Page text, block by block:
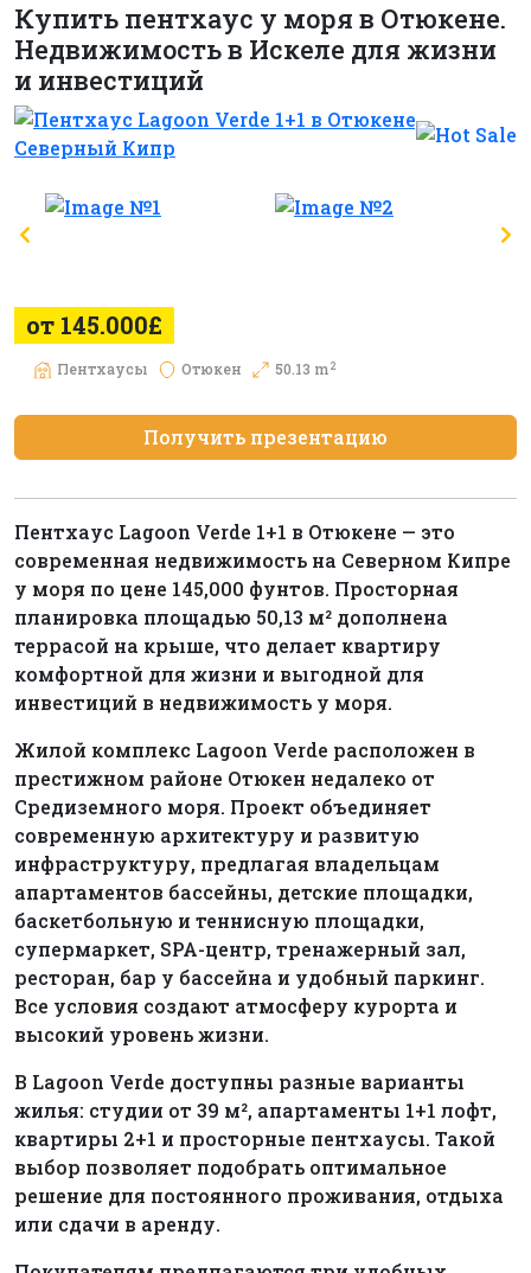
Купить пентхаус у моря в Отюкене.
Недвижимость в Искеле для жизни
и инвестиций
от 145.000£
Пентхаусы Отюкен 50.13 m2
Получить презентацию
Пентхаус Lagoon Verde 1+1 в Отюкене — это
современная недвижимость на Северном Кипре
у моря по цене 145,000 фунтов. Просторная
планировка площадью 50,13 м² дополнена
террасой на крыше, что делает квартиру
комфортной для жизни и выгодной для
инвестиций в недвижимость у моря.
Жилой комплекс Lagoon Verde расположен в
престижном районе Отюкен недалеко от
Средиземного моря. Проект объединяет
современную архитектуру и развитую
инфраструктуру, предлагая владельцам
апартаментов бассейны, детские площадки,
баскетбольную и теннисную площадки,
супермаркет, SPA-центр, тренажерный зал,
ресторан, бар у бассейна и удобный паркинг.
Все условия создают атмосферу курорта и
высокий уровень жизни.
В Lagoon Verde доступны разные варианты
жилья: студии от 39 м², апартаменты 1+1 лофт,
квартиры 2+1 и просторные пентхаусы. Такой
выбор позволяет подобрать оптимальное
решение для постоянного проживания, отдыха
или сдачи в аренду.